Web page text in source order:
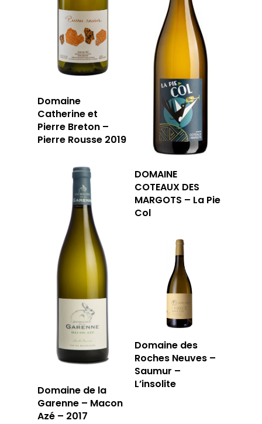
Domaine
Catherine et
Pierre Breton –
Pierre Rousse 2019
DOMAINE
COTEAUX DES
MARGOTS – La Pie
Col
Domaine de la
Garenne – Macon
Azé – 2017
Domaine des
Roches Neuves –
Saumur –
L’insolite
JOUR
RÉSERVER
59 rue Grignan
13006 Marseille
T: 04 91 33 46 59